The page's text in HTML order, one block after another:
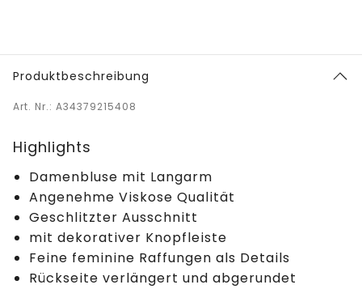
Produktbeschreibung
Art. Nr.: A34379215408
Highlights
Damenbluse mit Langarm
Angenehme Viskose Qualität
Geschlitzter Ausschnitt
mit dekorativer Knopfleiste
Feine feminine Raffungen als Details
Rückseite verlängert und abgerundet